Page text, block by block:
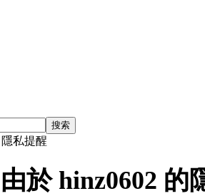
搜索
隱私提醒
由於 hinz0602 的